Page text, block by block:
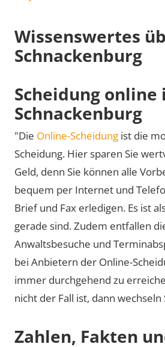
Wissenswertes
Schnackenburg
Scheidung online
Schnackenburg
"Die Online-Scheidung ist die
Scheidung. Hier sparen Sie
Geld, denn Sie können alle
bequem per Internet und
Brief und Fax erledigen. Es ist
gerade sind. Zudem entfallen
Anwaltsbesuche und
bei Anbietern der Online-
immer durchgehend zu
nicht der Fall ist, dann wechseln
Zahlen, Fakten